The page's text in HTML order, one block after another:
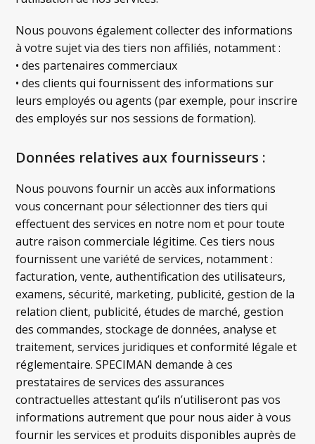
Nous pouvons également collecter des informations
à votre sujet via des tiers non affiliés, notamment :
• des partenaires commerciaux
• des clients qui fournissent des informations sur
leurs employés ou agents (par exemple, pour inscrire
des employés sur nos sessions de formation).
Données relatives aux fournisseurs :
Nous pouvons fournir un accès aux informations
vous concernant pour sélectionner des tiers qui
effectuent des services en notre nom et pour toute
autre raison commerciale légitime. Ces tiers nous
fournissent une variété de services, notamment :
facturation, vente, authentification des utilisateurs,
examens, sécurité, marketing, publicité, gestion de la
relation client, publicité, études de marché, gestion
des commandes, stockage de données, analyse et
traitement, services juridiques et conformité légale et
réglementaire. SPECIMAN demande à ces
prestataires de services des assurances
contractuelles attestant qu’ils n’utiliseront pas vos
informations autrement que pour nous aider à vous
fournir les services et produits disponibles auprès de